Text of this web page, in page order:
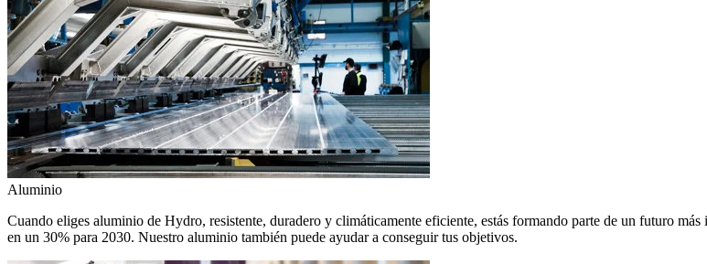
Aluminio
Cuando eliges aluminio de Hydro, resistente, duradero y climáticamente eficiente, estás formando parte de un futuro
en un 30% para 2030. Nuestro aluminio también puede ayudar a conseguir tus objetivos.